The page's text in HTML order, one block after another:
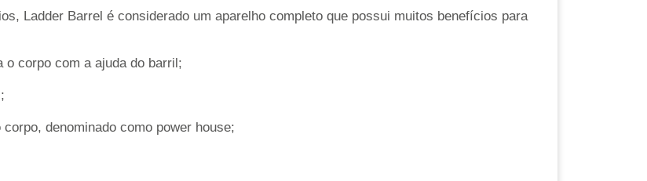
Ladder Barrel é considerado um aparelho completo que possui muitos benefícios para
o corpo com a ajuda do barril;
denominado como power house;